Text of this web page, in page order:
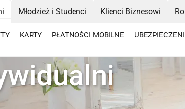
Młodzież i Studenci Klienci Biznesowi
KARTY PŁATNOŚCI MOBILNE